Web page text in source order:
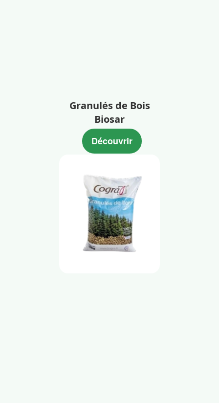
Granulés de Bois
Biosar
Découvrir